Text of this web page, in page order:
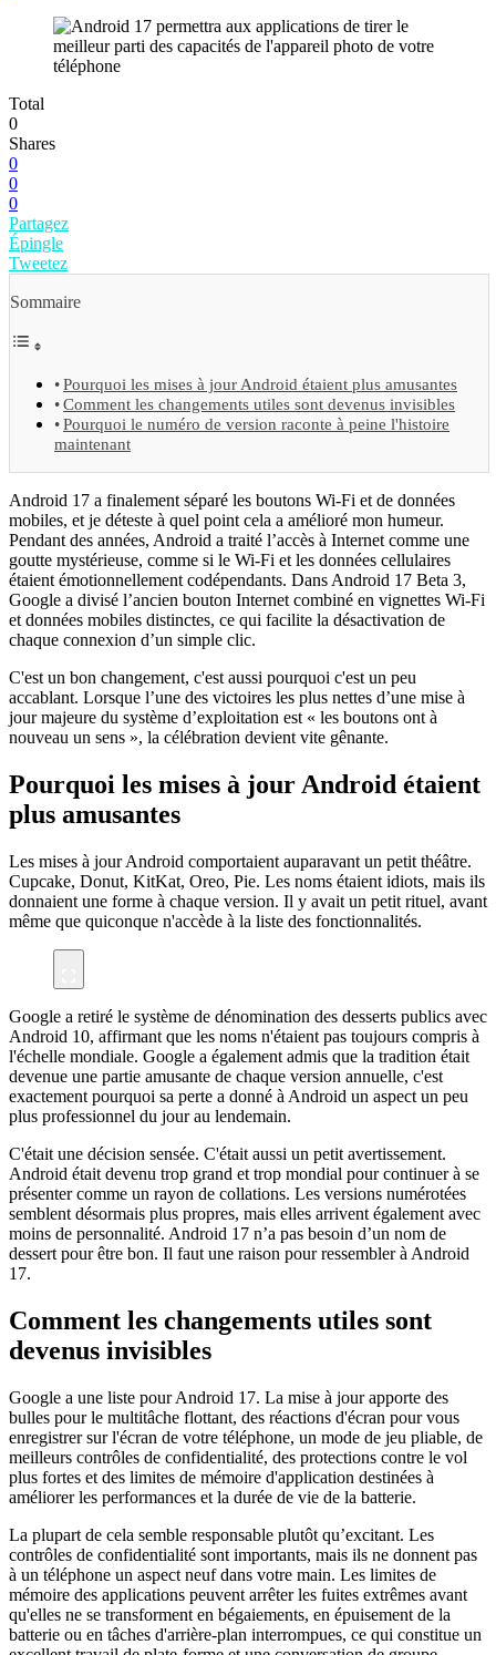
Total
0
Shares
0
0
0
Partagez
Épingle
Tweetez
Sommaire
Pourquoi les mises à jour Android étaient plus amusantes
Comment les changements utiles sont devenus invisibles
Pourquoi le numéro de version raconte à peine l'histoire
maintenant
Android 17 a finalement séparé les boutons Wi-Fi et de données
mobiles, et je déteste à quel point cela a amélioré mon humeur.
Pendant des années, Android a traité l’accès à Internet comme une
goutte mystérieuse, comme si le Wi-Fi et les données cellulaires
étaient émotionnellement codépendants. Dans Android 17 Beta 3,
Google a divisé l’ancien bouton Internet combiné en vignettes Wi-Fi
et données mobiles distinctes, ce qui facilite la désactivation de
chaque connexion d’un simple clic.
C'est un bon changement, c'est aussi pourquoi c'est un peu
accablant. Lorsque l’une des victoires les plus nettes d’une mise à
jour majeure du système d’exploitation est « les boutons ont à
nouveau un sens », la célébration devient vite gênante.
Pourquoi les mises à jour Android étaient
plus amusantes
Les mises à jour Android comportaient auparavant un petit théâtre.
Cupcake, Donut, KitKat, Oreo, Pie. Les noms étaient idiots, mais ils
donnaient une forme à chaque version. Il y avait un petit rituel, avant
même que quiconque n'accède à la liste des fonctionnalités.
Google a retiré le système de dénomination des desserts publics avec
Android 10, affirmant que les noms n'étaient pas toujours compris à
l'échelle mondiale. Google a également admis que la tradition était
devenue une partie amusante de chaque version annuelle, c'est
exactement pourquoi sa perte a donné à Android un aspect un peu
plus professionnel du jour au lendemain.
C'était une décision sensée. C'était aussi un petit avertissement.
Android était devenu trop grand et trop mondial pour continuer à se
présenter comme un rayon de collations. Les versions numérotées
semblent désormais plus propres, mais elles arrivent également avec
moins de personnalité. Android 17 n’a pas besoin d’un nom de
dessert pour être bon. Il faut une raison pour ressembler à Android
17.
Comment les changements utiles sont
devenus invisibles
Google a une liste pour Android 17. La mise à jour apporte des
bulles pour le multitâche flottant, des réactions d'écran pour vous
enregistrer sur l'écran de votre téléphone, un mode de jeu pliable, de
meilleurs contrôles de confidentialité, des protections contre le vol
plus fortes et des limites de mémoire d'application destinées à
améliorer les performances et la durée de vie de la batterie.
La plupart de cela semble responsable plutôt qu’excitant. Les
contrôles de confidentialité sont importants, mais ils ne donnent pas
à un téléphone un aspect neuf dans votre main. Les limites de
mémoire des applications peuvent arrêter les fuites extrêmes avant
qu'elles ne se transforment en bégaiements, en épuisement de la
batterie ou en tâches d'arrière-plan interrompues, ce qui constitue un